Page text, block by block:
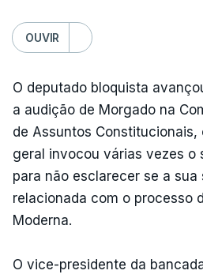
OUVIR
O deputado bloquista
a audição de Morgado na
de Assuntos Constitucionais,
geral invocou várias vezes o
para não esclarecer se a sua
relacionada com o processo
Moderna.
O vice-presidente da